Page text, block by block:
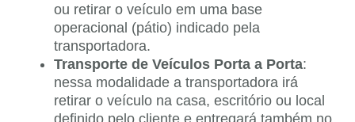
ou retirar o veículo em uma base
operacional (pátio) indicado pela
transportadora.
Transporte de Veículos Porta a Porta:
nessa modalidade a transportadora irá
retirar o veículo na casa, escritório ou local